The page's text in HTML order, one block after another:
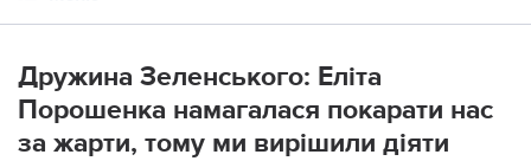
Дружина Зеленського: Еліта
Порошенка намагалася покарати нас
за жарти, тому ми вирішили діяти